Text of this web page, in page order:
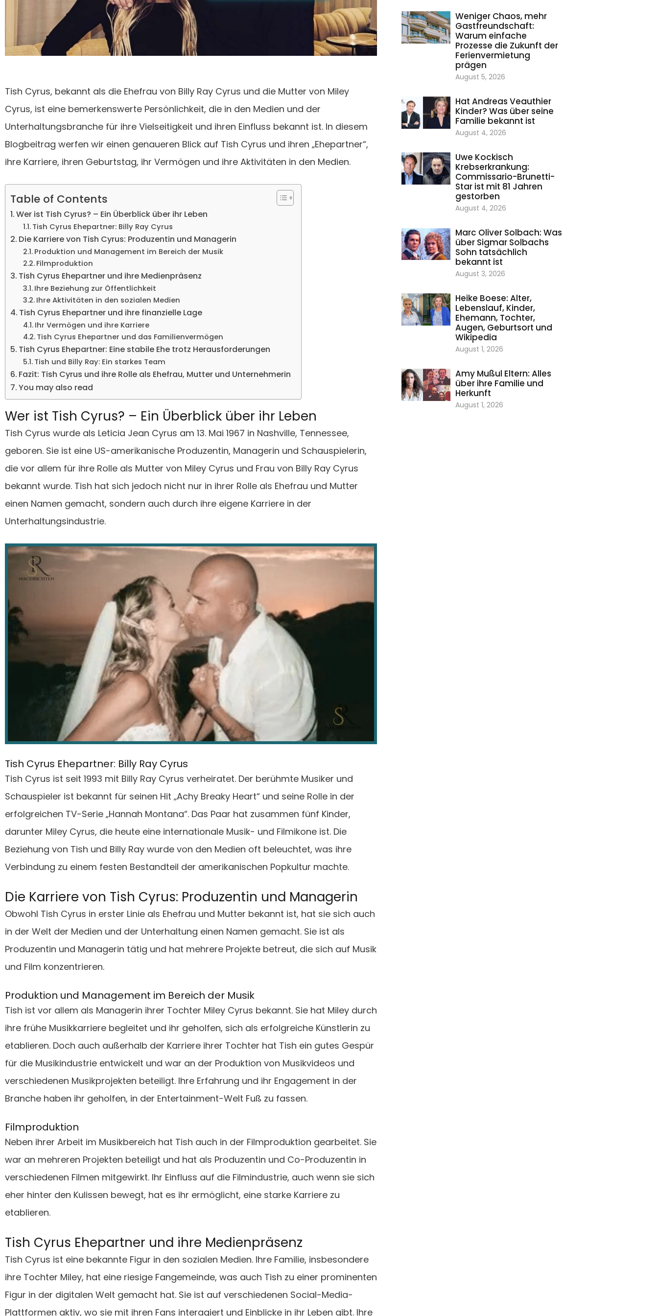
Tish Cyrus, bekannt als die Ehefrau von Billy Ray Cyrus und die Mutter von Miley
Cyrus, ist eine bemerkenswerte Persönlichkeit, die in den Medien und der
Unterhaltungsbranche für ihre Vielseitigkeit und ihren Einfluss bekannt ist. In diesem
Blogbeitrag werfen wir einen genaueren Blick auf Tish Cyrus und ihren „Ehepartner“,
ihre Karriere, ihren Geburtstag, ihr Vermögen und ihre Aktivitäten in den Medien.
Table of Contents
Wer ist Tish Cyrus? – Ein Überblick über ihr Leben
Tish Cyrus Ehepartner: Billy Ray Cyrus
Die Karriere von Tish Cyrus: Produzentin und Managerin
Produktion und Management im Bereich der Musik
Filmproduktion
Tish Cyrus Ehepartner und ihre Medienpräsenz
Ihre Beziehung zur Öffentlichkeit
Ihre Aktivitäten in den sozialen Medien
Tish Cyrus Ehepartner und ihre finanzielle Lage
Ihr Vermögen und ihre Karriere
Tish Cyrus Ehepartner und das Familienvermögen
Tish Cyrus Ehepartner: Eine stabile Ehe trotz Herausforderungen
Tish und Billy Ray: Ein starkes Team
Fazit: Tish Cyrus und ihre Rolle als Ehefrau, Mutter und Unternehmerin
You may also read
Wer ist Tish Cyrus? – Ein Überblick über ihr Leben
Tish Cyrus wurde als Leticia Jean Cyrus am 13. Mai 1967 in Nashville, Tennessee,
geboren. Sie ist eine US-amerikanische Produzentin, Managerin und Schauspielerin,
die vor allem für ihre Rolle als Mutter von Miley Cyrus und Frau von Billy Ray Cyrus
bekannt wurde. Tish hat sich jedoch nicht nur in ihrer Rolle als Ehefrau und Mutter
einen Namen gemacht, sondern auch durch ihre eigene Karriere in der
Unterhaltungsindustrie.
Tish Cyrus Ehepartner: Billy Ray Cyrus
Tish Cyrus ist seit 1993 mit Billy Ray Cyrus verheiratet. Der berühmte Musiker und
Schauspieler ist bekannt für seinen Hit „Achy Breaky Heart“ und seine Rolle in der
erfolgreichen TV-Serie „Hannah Montana“. Das Paar hat zusammen fünf Kinder,
darunter Miley Cyrus, die heute eine internationale Musik- und Filmikone ist. Die
Beziehung von Tish und Billy Ray wurde von den Medien oft beleuchtet, was ihre
Verbindung zu einem festen Bestandteil der amerikanischen Popkultur machte.
Die Karriere von Tish Cyrus: Produzentin und Managerin
Obwohl Tish Cyrus in erster Linie als Ehefrau und Mutter bekannt ist, hat sie sich auch
in der Welt der Medien und der Unterhaltung einen Namen gemacht. Sie ist als
Produzentin und Managerin tätig und hat mehrere Projekte betreut, die sich auf Musik
und Film konzentrieren.
Produktion und Management im Bereich der Musik
Tish ist vor allem als Managerin ihrer Tochter Miley Cyrus bekannt. Sie hat Miley durch
ihre frühe Musikkarriere begleitet und ihr geholfen, sich als erfolgreiche Künstlerin zu
etablieren. Doch auch außerhalb der Karriere ihrer Tochter hat Tish ein gutes Gespür
für die Musikindustrie entwickelt und war an der Produktion von Musikvideos und
verschiedenen Musikprojekten beteiligt. Ihre Erfahrung und ihr Engagement in der
Branche haben ihr geholfen, in der Entertainment-Welt Fuß zu fassen.
Filmproduktion
Neben ihrer Arbeit im Musikbereich hat Tish auch in der Filmproduktion gearbeitet. Sie
war an mehreren Projekten beteiligt und hat als Produzentin und Co-Produzentin in
verschiedenen Filmen mitgewirkt. Ihr Einfluss auf die Filmindustrie, auch wenn sie sich
eher hinter den Kulissen bewegt, hat es ihr ermöglicht, eine starke Karriere zu
etablieren.
Tish Cyrus Ehepartner und ihre Medienpräsenz
Tish Cyrus ist eine bekannte Figur in den sozialen Medien. Ihre Familie, insbesondere
ihre Tochter Miley, hat eine riesige Fangemeinde, was auch Tish zu einer prominenten
Figur in der digitalen Welt gemacht hat. Sie ist auf verschiedenen Social-Media-
Plattformen aktiv, wo sie mit ihren Fans interagiert und Einblicke in ihr Leben gibt. Ihre
Weniger Chaos, mehr
Gastfreundschaft:
Warum einfache
Prozesse die Zukunft der
Ferienvermietung
prägen
August 5, 2026
Hat Andreas Veauthier
Kinder? Was über seine
Familie bekannt ist
August 4, 2026
Uwe Kockisch
Krebserkrankung:
Commissario-Brunetti-
Star ist mit 81 Jahren
gestorben
August 4, 2026
Marc Oliver Solbach: Was
über Sigmar Solbachs
Sohn tatsächlich
bekannt ist
August 3, 2026
Heike Boese: Alter,
Lebenslauf, Kinder,
Ehemann, Tochter,
Augen, Geburtsort und
Wikipedia
August 1, 2026
Amy Mußul Eltern: Alles
über ihre Familie und
Herkunft
August 1, 2026